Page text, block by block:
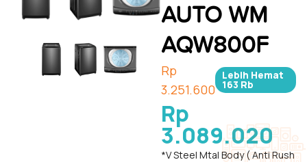
AUTO WM
AQW800F
Rp
3.251.600
Lebih Hemat
163 Rb
Rp
3.089.020
*V Steel Mtal Body ( Anti Rush